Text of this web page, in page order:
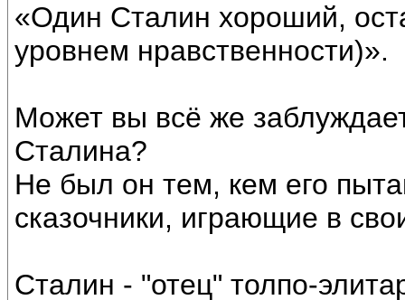
«Один Сталин хороший,
уровнем нравственности)».
Может вы всё же
Сталина?
Не был он тем, кем его
сказочники, играющие в
Сталин - "отец" толпо-